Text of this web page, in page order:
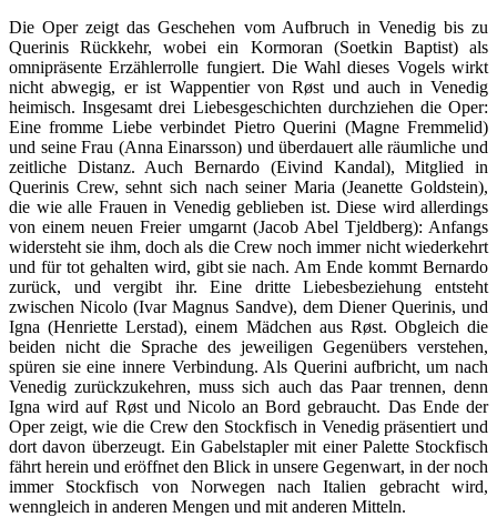
Die Oper zeigt das Geschehen vom Aufbruch in Venedig bis zu
Querinis Rückkehr, wobei ein Kormoran (Soetkin Baptist) als
omnipräsente Erzählerrolle fungiert. Die Wahl dieses Vogels wirkt
nicht abwegig, er ist Wappentier von Røst und auch in Venedig
heimisch. Insgesamt drei Liebesgeschichten durchziehen die Oper:
Eine fromme Liebe verbindet Pietro Querini (Magne Fremmelid)
und seine Frau (Anna Einarsson) und überdauert alle räumliche und
zeitliche Distanz. Auch Bernardo (Eivind Kandal), Mitglied in
Querinis Crew, sehnt sich nach seiner Maria (Jeanette Goldstein),
die wie alle Frauen in Venedig geblieben ist. Diese wird allerdings
von einem neuen Freier umgarnt (Jacob Abel Tjeldberg): Anfangs
widersteht sie ihm, doch als die Crew noch immer nicht wiederkehrt
und für tot gehalten wird, gibt sie nach. Am Ende kommt Bernardo
zurück, und vergibt ihr. Eine dritte Liebesbeziehung entsteht
zwischen Nicolo (Ivar Magnus Sandve), dem Diener Querinis, und
Igna (Henriette Lerstad), einem Mädchen aus Røst. Obgleich die
beiden nicht die Sprache des jeweiligen Gegenübers verstehen,
spüren sie eine innere Verbindung. Als Querini aufbricht, um nach
Venedig zurückzukehren, muss sich auch das Paar trennen, denn
Igna wird auf Røst und Nicolo an Bord gebraucht. Das Ende der
Oper zeigt, wie die Crew den Stockfisch in Venedig präsentiert und
dort davon überzeugt. Ein Gabelstapler mit einer Palette Stockfisch
fährt herein und eröffnet den Blick in unsere Gegenwart, in der noch
immer Stockfisch von Norwegen nach Italien gebracht wird,
wenngleich in anderen Mengen und mit anderen Mitteln.